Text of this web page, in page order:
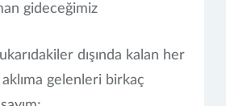
gideceğimiz
dışında kalan her
gelenleri birkaç